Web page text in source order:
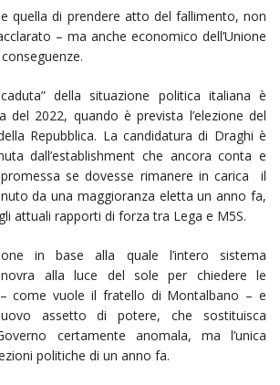
quella di prendere atto del fallimento, non
– ma anche economico dell’Unione
della situazione politica italiana è
del 2022, quando è prevista l’elezione del
Repubblica. La candidatura di Draghi è
dall’establishment che ancora conta e
se dovesse rimanere in carica il
da una maggioranza eletta un anno fa,
attuali rapporti di forza tra Lega e M5S.
in base alla quale l’intero sistema
alla luce del sole per chiedere le
come vuole il fratello di Montalbano – e
assetto di potere, che sostituisca
certamente anomala, ma l’unica
politiche di un anno fa.